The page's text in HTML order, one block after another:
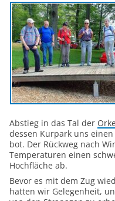
Abstieg in das Tal der Orke
dessen Kurpark uns
bot. Der Rückweg nach
Temperaturen einen
Hochfläche ab.
Bevor es mit dem Zug
hatten wir Gelegenheit,